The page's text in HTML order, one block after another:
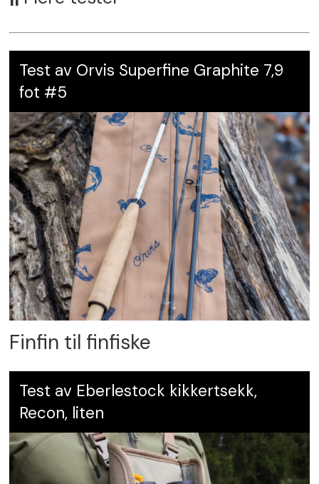
Test av Orvis Superfine Graphite 7,9
fot #5
Finfin til finfiske
Test av Eberlestock kikkertsekk,
Recon, liten